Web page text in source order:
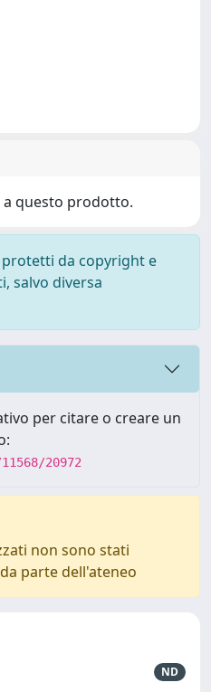
a questo prodotto.
da copyright e
salvo diversa
per citare o creare un
20972
non sono stati
parte dell'ateneo
ND